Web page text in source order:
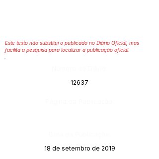
Este texto não substitui o publicado no Diário Oficial, mas
facilita a pesquisa para localizar a publicação oficial.
12637
18 de setembro de 2019